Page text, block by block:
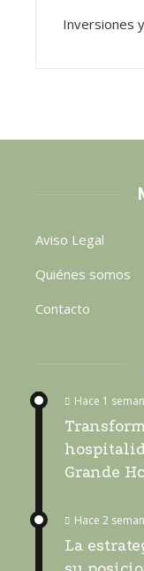
Inversiones
Aviso Legal
Quiénes somos
Contacto
Hace 1
Grande
Hace 2
La